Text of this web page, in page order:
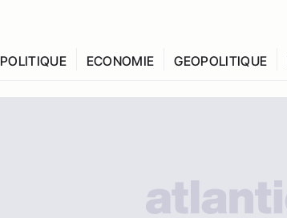
POLITIQUE ECONOMIE GEOPOLITIQUE